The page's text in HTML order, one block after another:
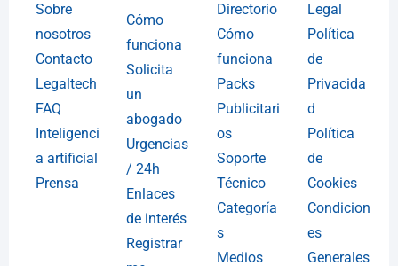
Sobre
nosotros
Contacto
Legaltech
FAQ
Inteligenci
a artificial
Prensa
Cómo
funciona
Solicita
un
abogado
Urgencias
/ 24h
Enlaces
de interés
Registrar
Directorio
Cómo
funciona
Packs
Publicitari
os
Soporte
Técnico
Categoría
s
Medios
Legal
Política
de
Privacida
d
Política
de
Cookies
Condicion
es
Generales